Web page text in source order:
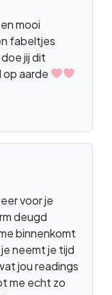
mooi
fabeltjes
jij dit
aarde
voor je
deugd
binnenkomt
neemt je tijd
jou readings
me echt zo